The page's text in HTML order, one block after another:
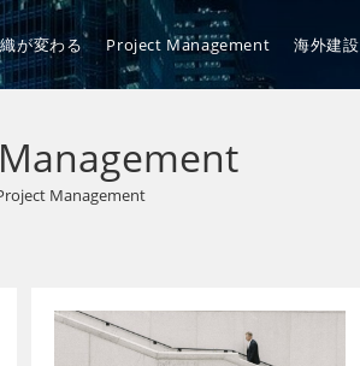
が変わる Project Management 海外建設
Management